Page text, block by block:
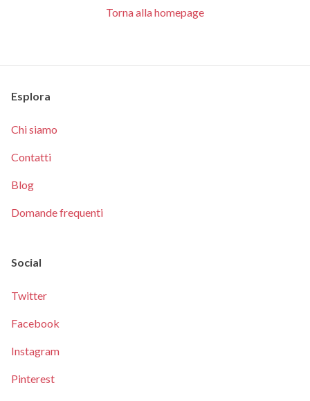
Torna alla homepage
Esplora
Chi siamo
Contatti
Blog
Domande frequenti
Social
Twitter
Facebook
Instagram
Pinterest